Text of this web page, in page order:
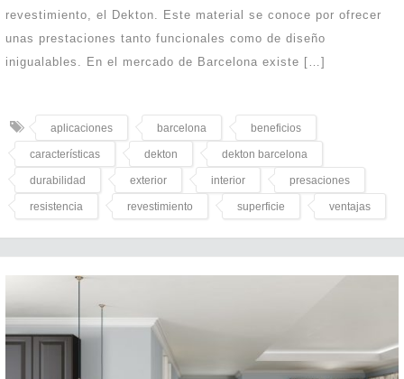
revestimiento, el Dekton. Este material se conoce por ofrecer
unas prestaciones tanto funcionales como de diseño
inigualables. En el mercado de Barcelona existe […]
aplicaciones barcelona beneficios
características dekton dekton barcelona
durabilidad exterior interior presaciones
resistencia revestimiento superficie ventajas